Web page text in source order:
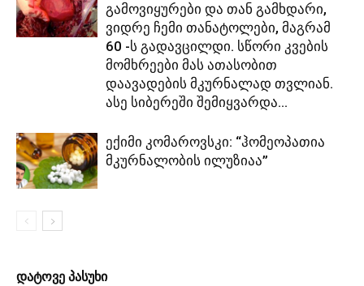
გამოვიყურები და თან გამხდარი,
ვიდრე ჩემი თანატოლები, მაგრამ
60 -ს გადავცილდი. სწორი კვების
მომხრეები მას ათასობით
დაავადების მკურნალად თვლიან.
ასე სიბერეში შემიყვარდა...
ექიმი კომაროვსკი: “ჰომეოპათია
მკურნალობის ილუზიაა”
დატოვე პასუხი